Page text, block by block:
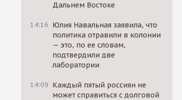
Дальнем Востоке
14:16 Юлия Навальная заявила, что
политика отравили в колонии
— это, по ее словам,
подтвердили две
лаборатории
14:09 Каждый пятый россиян не
может справиться с долговой